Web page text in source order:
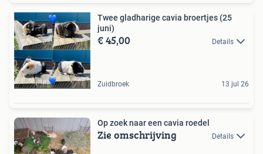
Twee gladharige cavia broertjes (25
juni)
€ 45,00 Details
Zuidbroek 13 jul 26
Op zoek naar een cavia roedel
Zie omschrijving Details